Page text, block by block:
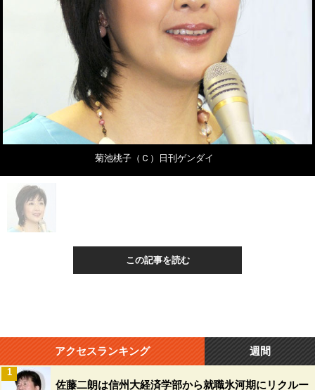
菊池桃子（Ｃ）日刊ゲンダイ
この記事を読む
アクセスランキング 週間
佐藤二朗は信州大経済学部から就職氷河期にリクルー
1